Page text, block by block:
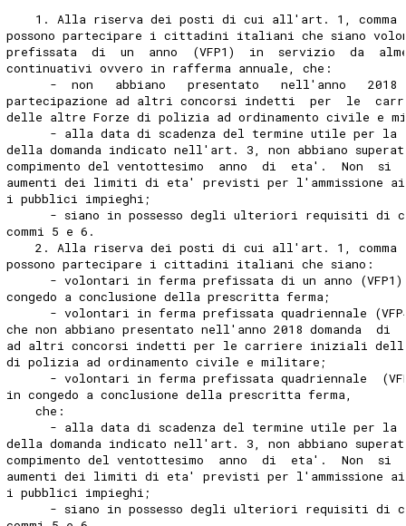
1. Alla riserva dei posti di cui all'art. 1, comma
possono partecipare i cittadini italiani che siano
prefissata  di  un  anno  (VFP1)  in  servizio  da
continuativi ovvero in rafferma annuale, che:
-  non   abbiano   presentato   nell'anno   2018
partecipazione ad altri concorsi indetti  per  le
delle altre Forze di polizia ad ordinamento civile e
- alla data di scadenza del termine utile per la
della domanda indicato nell'art. 3, non abbiano
compimento del ventottesimo  anno  di  eta'.  Non  si
aumenti dei limiti di eta' previsti per l'ammissione
i pubblici impieghi;
- siano in possesso degli ulteriori requisiti di
commi 5 e 6.
2. Alla riserva dei posti di cui all'art. 1, comma
possono partecipare i cittadini italiani che siano:
- volontari in ferma prefissata di un anno
congedo a conclusione della prescritta ferma;
- volontari in ferma prefissata quadriennale
che non abbiano presentato nell'anno 2018 domanda  di
ad altri concorsi indetti per le carriere iniziali
di polizia ad ordinamento civile e militare;
- volontari in ferma prefissata quadriennale
in congedo a conclusione della prescritta ferma,
    che:
- alla data di scadenza del termine utile per la
della domanda indicato nell'art. 3, non abbiano
compimento del ventottesimo  anno  di  eta'.  Non  si
aumenti dei limiti di eta' previsti per l'ammissione
i pubblici impieghi;
- siano in possesso degli ulteriori requisiti di